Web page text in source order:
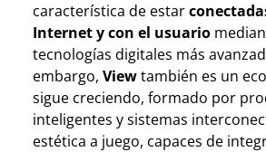
característica de estar
Internet y con el usuario
tecnologías digitales más
embargo, Viewtambién es un
sigue creciendo, formado por
inteligentes y sistemas
estética a juego, capaces de